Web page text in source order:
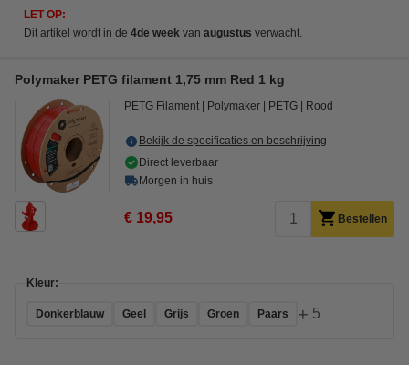
LET OP:
Dit artikel wordt in de 4de week van augustus verwacht.
Polymaker PETG filament 1,75 mm Red 1 kg
PETG Filament Polymaker PETG Rood
Bekijk de specificaties en beschrijving
Direct leverbaar
Morgen in huis
€ 19,95 Bestellen
Kleur:
Donkerblauw Geel Grijs Groen Paars + 5